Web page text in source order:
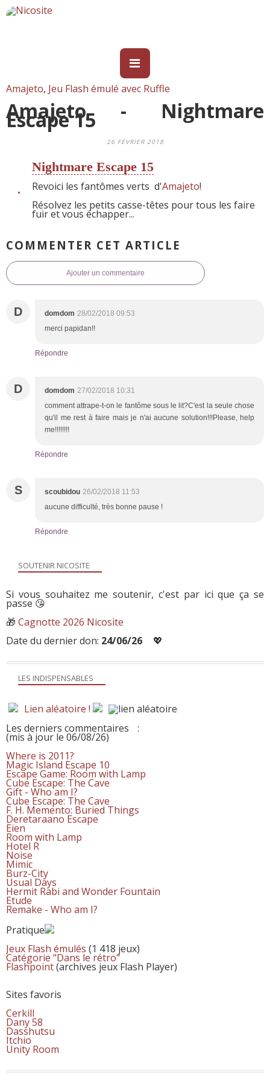
Amajeto, Jeu Flash émulé avec Ruffle
Amajeto - Nightmare
Escape 15
26 FÉVRIER 2018
Nightmare Escape 15
Revoici les fantômes verts d'Amajeto!
Résolvez les petits casse-têtes pour tous les faire
fuir et vous échapper...
COMMENTER CET ARTICLE
Ajouter un commentaire
D domdom 28/02/2018 09:53
merci papidan!!
Répondre
D domdom 27/02/2018 10:31
comment attrape-t-on le fantôme sous le lit?C'est la seule chose
qu'il me rest à faire mais je n'ai aucune solution!!!Please, help
me!!!!!!!!
Répondre
S scoubidou 26/02/2018 11:53
aucune difficulté, très bonne pause !
Répondre
LES INDISPENSABLES
Lien aléatoire !
Les derniers commentaires
:
(mis à jour le 06/08/26)
Where is 2011?
Magic Island Escape 10
Escape Game: Room with Lamp
Cube Escape: The Cave
Gift - Who am I?
Cube Escape: The Cave
F. H. Memento: Buried Things
Deretaraano Escape
Eien
Room with Lamp
Hotel R
Noise
Mimic
Burz-City
Usual Days
Hermit Rabi and Wonder Fountain
Etude
Remake - Who am I?
Pratique
Jeux Flash émulés (1 418 jeux)
Catégorie "Dans le rétro"
Flashpoint(archives jeux Flash Player)
Sites favoris
Cerkill
Dany 58
Dasshutsu
Itchio
Unity Room
SOUTENIR NICOSITE
Si vous souhaitez me soutenir, c'est par ici que ça se
passe 😘
🎁 Cagnotte 2026 Nicosite
Date du dernier don: 24/06/26 💖